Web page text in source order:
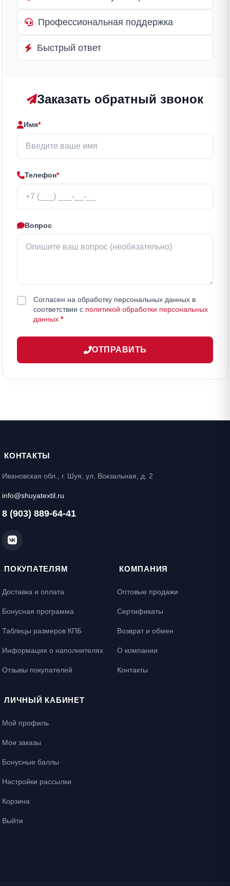
Профессиональная поддержка
Быстрый ответ
Заказать обратный звонок
Имя*
Телефон*
Вопрос
Согласен на обработку персональных данных в
соответствии с политикой обработки персональных
данных *
ОТПРАВИТЬ
КОНТАКТЫ
Ивановская обл., г. Шуя, ул. Вокзальная, д. 2
info@shuyatextil.ru
8 (903) 889-64-41
ПОКУПАТЕЛЯМ
Доставка и оплата
Бонусная программа
Таблицы размеров КПБ
Информация о наполнителях
Отзывы покупателей
КОМПАНИЯ
Оптовые продажи
Сертификаты
Возврат и обмен
О компании
Контакты
ЛИЧНЫЙ КАБИНЕТ
Мой профиль
Мои заказы
Бонусные баллы
Настройки рассылки
Корзина
Выйти